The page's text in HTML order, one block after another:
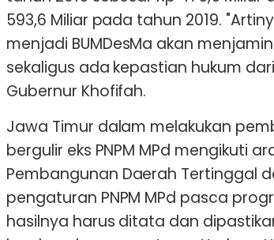
593,6 Miliar pada tahun 2019.
menjadi BUMDesMa akan
sekaligus ada kepastian hukum
Gubernur Khofifah.
Jawa Timur dalam melakukan
bergulir eks PNPM MPd mengikuti
Pembangunan Daerah Tertinggal
pengaturan PNPM MPd pasca
hasilnya harus ditata dan